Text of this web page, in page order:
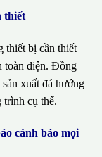
thiết
thiết bị cần thiết
toàn điện. Đồng
xuất đá hướng
trình cụ thể.
cảnh báo mọi